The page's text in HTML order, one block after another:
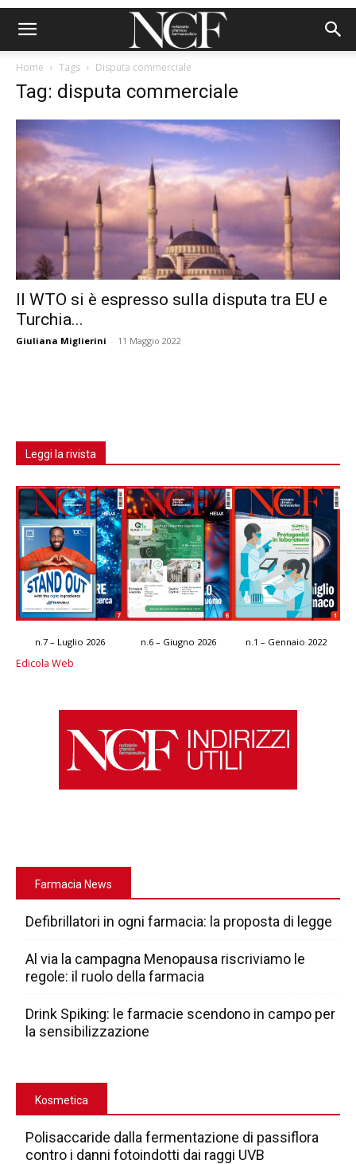
Home Tags Disputa commerciale
Tag: disputa commerciale
Il WTO si è espresso sulla disputa tra EU e
Turchia...
Giuliana Miglierini - 11 Maggio 2022
Leggi la rivista
n.7 – Luglio 2026 n.6 – Giugno 2026 n.1 – Gennaio 2022
Edicola Web
Farmacia News
Defibrillatori in ogni farmacia: la proposta di legge
Al via la campagna Menopausa riscriviamo le
regole: il ruolo della farmacia
Drink Spiking: le farmacie scendono in campo per
la sensibilizzazione
Kosmetica
Polisaccaride dalla fermentazione di passiflora
contro i danni fotoindotti dai raggi UVB